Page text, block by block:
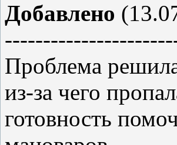
Добавлено
Проблема
из-за чего
готовность